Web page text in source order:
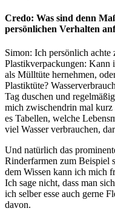
Credo: Was sind denn
persönlichen Verhalten
Simon: Ich persönlich achte
Plastikverpackungen: Kann
als Mülltüte hernehmen,
Plastiktüte?
Tag duschen und
mich zwischendrin mal
es Tabellen, welche
viel Wasser verbrauchen,
Und natürlich das
Rinderfarmen zum Beispiel
dem Wissen kann ich mich
Ich sage nicht, dass man
ich selber esse auch gerne
davon.